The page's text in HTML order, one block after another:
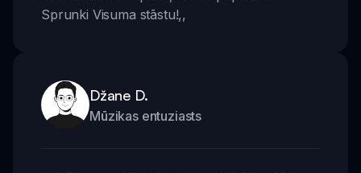
Sprunki Visuma stāstu!,,
Džane D.
Mūzikas entuziasts